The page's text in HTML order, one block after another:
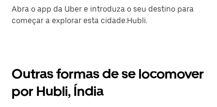
Abra o app da Uber e introduza o seu destino para
começar a explorar esta cidade:Hubli.
Outras formas de se locomover
por Hubli, Índia